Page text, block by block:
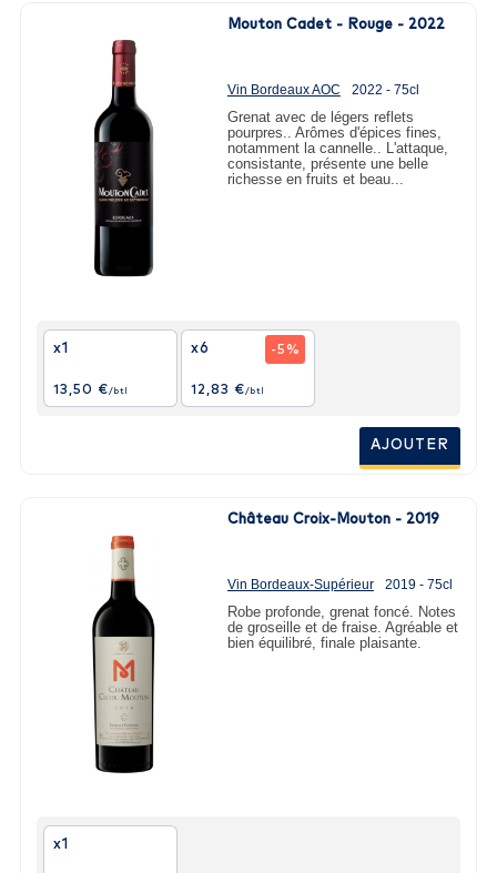
Mouton Cadet - Rouge - 2022
Vin Bordeaux AOC 2022 - 75cl
Grenat avec de légers reflets
pourpres.. Arômes d'épices fines,
notamment la cannelle.. L'attaque,
consistante, présente une belle
richesse en fruits et beau...
x1
13,50 €/btl
x6 -5%
12,83 €/btl
AJOUTER
Château Croix-Mouton - 2019
Vin Bordeaux-Supérieur 2019 - 75cl
Robe profonde, grenat foncé. Notes
de groseille et de fraise. Agréable et
bien équilibré, finale plaisante.
x1